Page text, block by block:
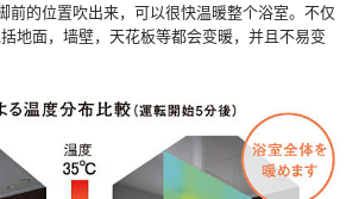
前的位置吹出来，可以很快温暖整个浴室。不仅
地面，墙壁，天花板等都会变暖，并且不易变